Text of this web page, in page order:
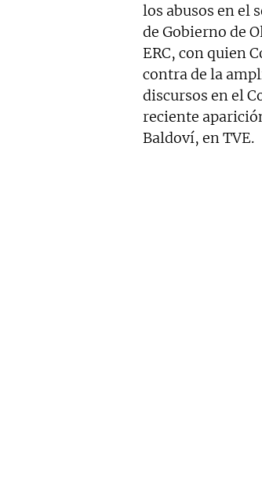
los abusos en el
de Gobierno de
ERC, con quien
contra de la
discursos en el
reciente
Baldoví, en TVE.